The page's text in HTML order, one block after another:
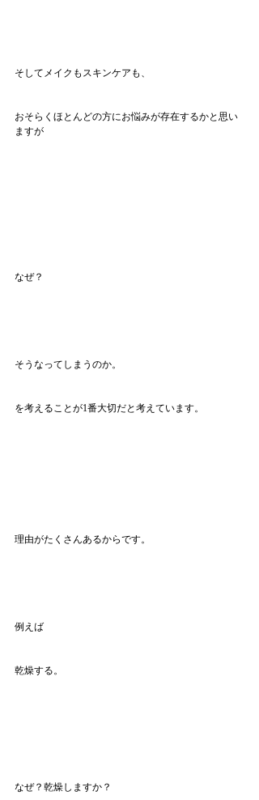
そしてメイクもスキンケアも、
おそらくほとんどの方にお悩みが存在するかと思い
ますが
なぜ？
そうなってしまうのか。
を考えることが1番大切だと考えています。
理由がたくさんあるからです。
例えば
乾燥する。
なぜ？乾燥しますか？